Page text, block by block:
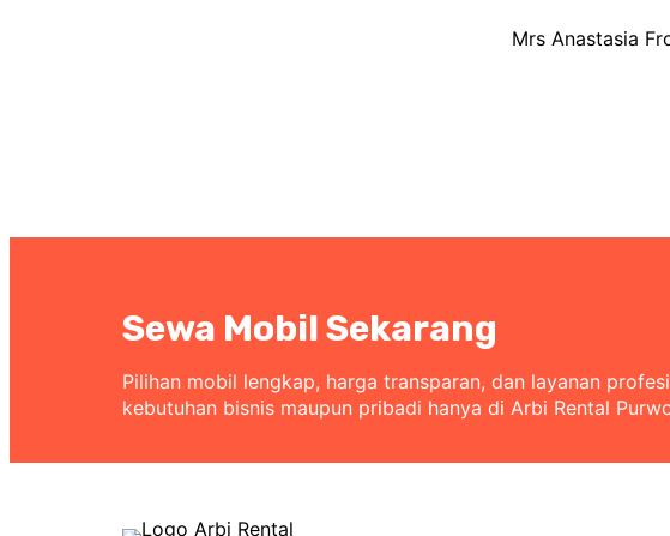
Mrs Anastasia
Sewa Mobil Sekarang
Pilihan mobil lengkap, harga transparan, dan layanan
kebutuhan bisnis maupun pribadi hanya di Arbi Rental